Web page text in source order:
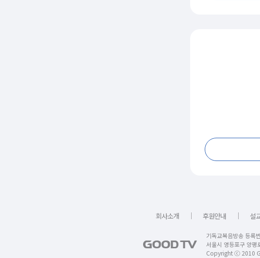
회사소개 ｜ 후원안내 ｜ 설
기독교복음방송 등
서울시 영등포구 양
Copyright ⓒ 2010